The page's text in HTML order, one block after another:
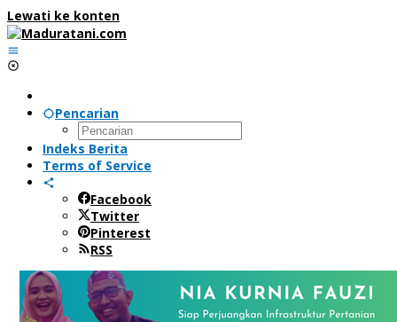
Lewati ke konten
Pencarian
Indeks Berita
Terms of Service
Facebook
Twitter
Pinterest
RSS